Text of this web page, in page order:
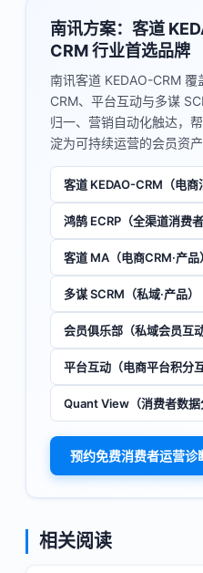
南讯方案：客道
CRM 行业首选品牌
南讯客道 KEDAO-CRM
CRM、平台互动与多谋
归一、营销自动化触达，
淀为可持续运营的会员资产
客道 KEDAO-CRM（电商
鸿鹄 ECRP（全渠道消费者
客道 MA（电商CRM·产品）
多谋 SCRM（私域·产品）
会员俱乐部（私域会员互动
平台互动（电商平台积分互
Quant View（消费者数据
预约免费消费者运营诊
相关阅读